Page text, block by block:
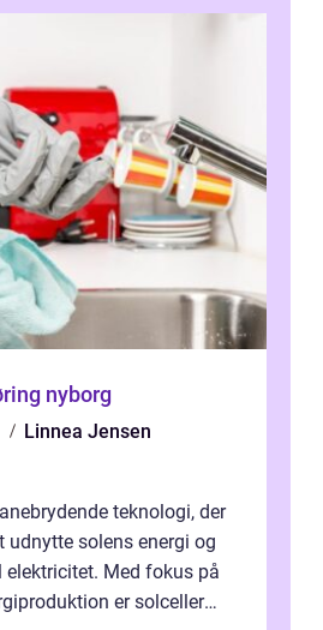
nyborg
Linnea Jensen
teknologi, der
udnytte solens energi og
elektricitet. Med fokus på
er solceller